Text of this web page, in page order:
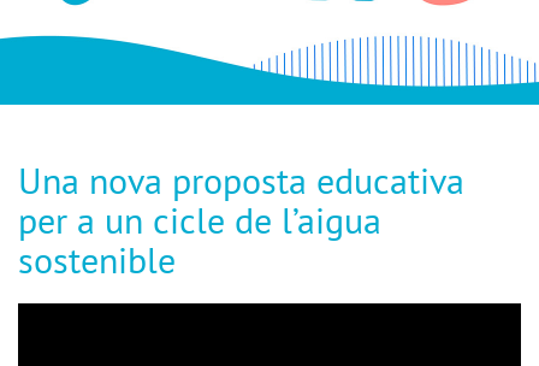
Una nova proposta educativa
per a un cicle de l’aigua
sostenible